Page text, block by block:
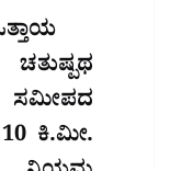
ಕಿ.ಮೀ.